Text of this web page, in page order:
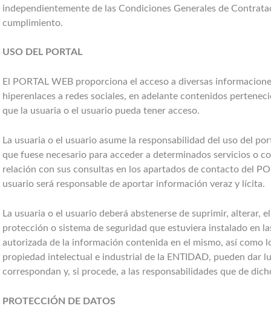
independientemente de las Condiciones Generales de
cumplimiento.
USO DEL PORTAL
El PORTAL WEB proporciona el acceso a diversas
hiperenlaces a redes sociales, en adelante contenidos
que la usuaria o el usuario pueda tener acceso.
La usuaria o el usuario asume la responsabilidad del uso del
que fuese necesario para acceder a determinados servicios o
relación con sus consultas en los apartados de contacto del
usuario será responsable de aportar información veraz y lícita.
La usuaria o el usuario deberá abstenerse de suprimir, alterar,
protección o sistema de seguridad que estuviera instalado en
autorizada de la información contenida en el mismo, así como
propiedad intelectual e industrial de la ENTIDAD, pueden dar
correspondan y, si procede, a las responsabilidades que de
PROTECCIÓN DE DATOS